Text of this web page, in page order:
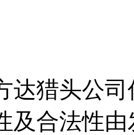
达猎头公
及合法性